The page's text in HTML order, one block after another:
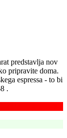
predstavlja nov
pripravite doma.
espressa - to bi
.